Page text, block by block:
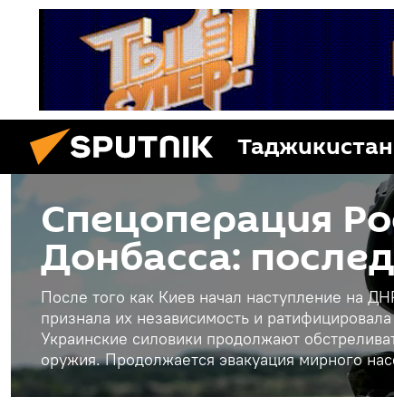
Таджикистан
Спецоперация
Донбасса:
После того как Киев начал наступление на
признала их независимость и
Украинские силовики продолжают
оружия. Продолжается эвакуация мирного